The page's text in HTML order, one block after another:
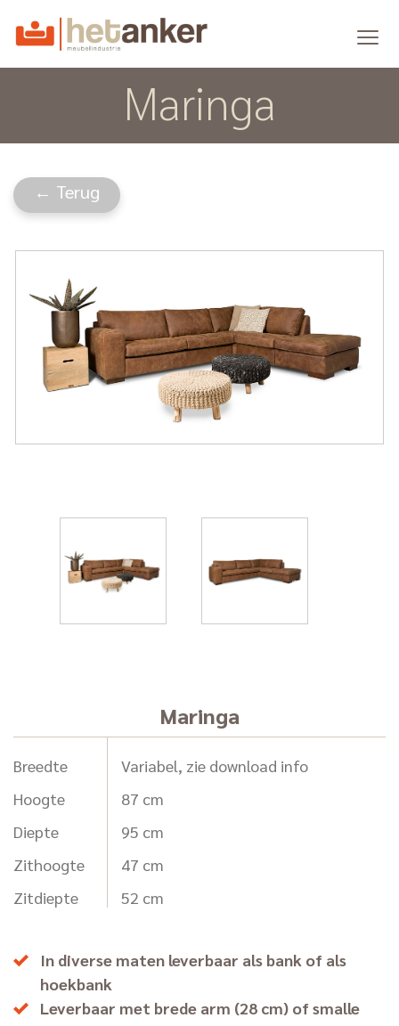
Maringa
← Terug
Maringa
Breedte
Hoogte
Diepte
Zithoogte
Zitdiepte
Variabel, zie download info
87 cm
95 cm
47 cm
52 cm
In diverse maten leverbaar als bank of als
hoekbank
Leverbaar met brede arm (28 cm) of smalle